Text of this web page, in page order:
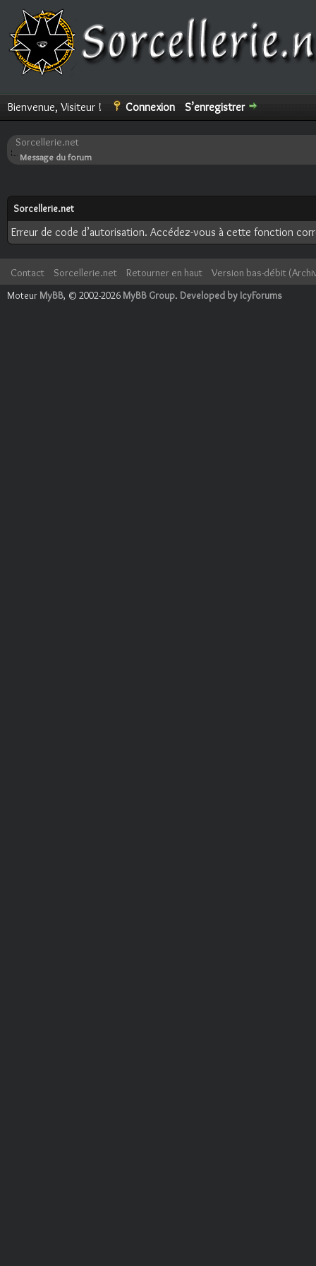
Bienvenue, Visiteur ! Connexion S’enregistrer
Sorcellerie.net
Message du forum
Sorcellerie.net
Erreur de code d’autorisation. Accédez-vous à cette fonction
Contact Sorcellerie.net Retourner en haut
Version bas-débit
Moteur MyBB, © 2002-2026 MyBB Group. Developed by IcyForums